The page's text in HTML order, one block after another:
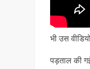
भी उस
पड़ताल की